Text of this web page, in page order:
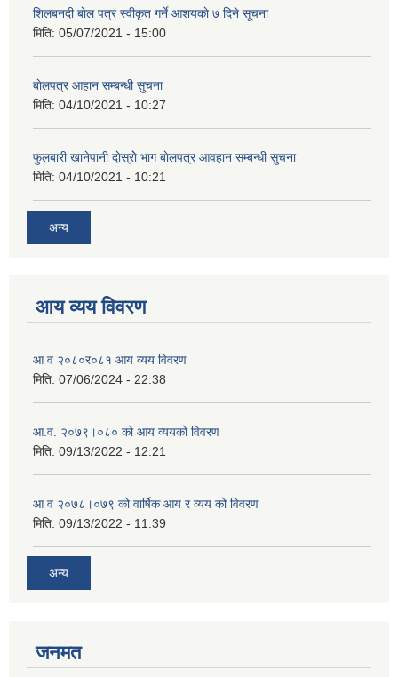
शिलबनदी बाेल पत्र स्वीकृत गर्ने आशयकाे ७ दिने सूचना
मिति: 05/07/2021 - 15:00
बाेलपत्र आहान सम्बन्धी सुचना
मिति: 04/10/2021 - 10:27
फुलबारी खानेपानी दाेस्राेे भाग बाेलपत्र आवहान सम्बन्धी सुचना
मिति: 04/10/2021 - 10:21
अन्य
आय व्यय विवरण
आ व २०८०र०८१ आय व्यय विवरण
मिति: 07/06/2024 - 22:38
आ.व. २०७९।०८० को आय व्ययको विवरण
मिति: 09/13/2022 - 12:21
आ‍ व २०७८।०७९ को वार्षिक आय र व्यय को विवरण
मिति: 09/13/2022 - 11:39
अन्य
जनमत